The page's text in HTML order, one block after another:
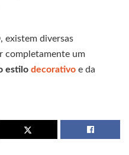
, existem diversas
completamente um
estilo decorativo e da